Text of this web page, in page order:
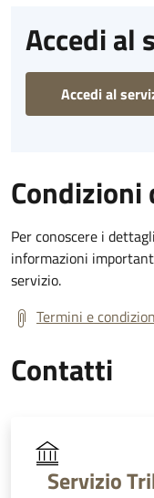
Accedi al
Accedi al
Condizioni
Per conoscere i
informazioni
servizio.
Termini e
Contatti
Servizio